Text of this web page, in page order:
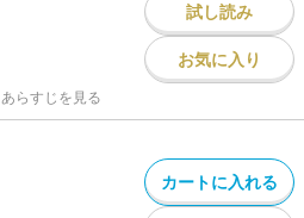
試し読み
お気に入り
あらすじを見る
カートに入れる